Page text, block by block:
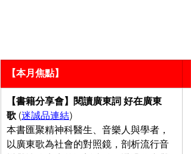
【本月焦點】
【書籍分享會】閱讀廣東詞 好在廣東
歌 (迷誠品連結)
本書匯聚精神科醫生、音樂人與學者，
以廣東歌為社會的對照鏡，剖析流行音